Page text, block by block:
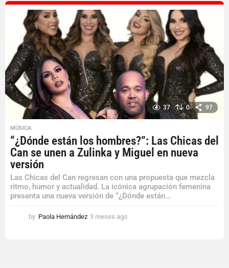
37 0 97
MÚSICA
“¿Dónde están los hombres?”: Las Chicas del
Can se unen a Zulinka y Miguel en nueva
versión
Las Chicas del Can regresan con una propuesta que mezcla
ritmo, humor y actualidad. La icónica agrupación femenina
presenta una nueva versión de “¿Dónde están...
by Paola Hernández 3 meses ago